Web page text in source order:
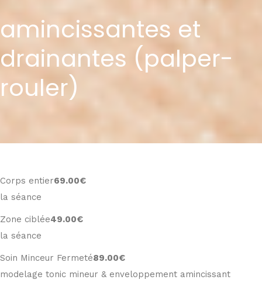
amincissantes et
drainantes (palper-
rouler)
Corps entier69.00€
la séance
Zone ciblée49.00€
la séance
Soin Minceur Fermeté89.00€
modelage tonic mineur & enveloppement amincissant